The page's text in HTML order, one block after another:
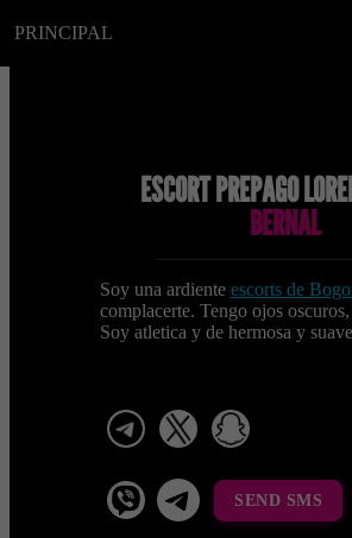
PRINCIPAL
ESCORT PREPAGO
BERNAL
Soy una ardiente escorts de
complacerte. Tengo ojos
Soy atletica y de hermosa y
telegram
viber Telegram La
SEND SMS